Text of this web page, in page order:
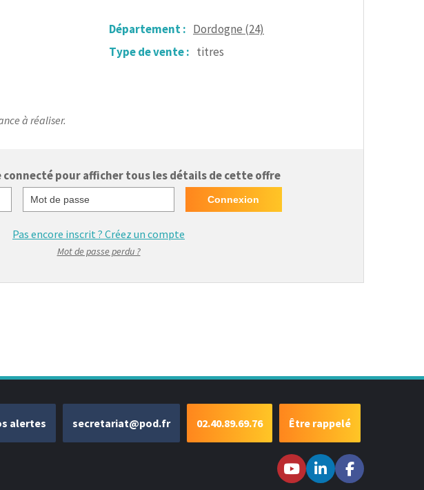
Département : Dordogne (24)
Type de vente : titres
à réaliser.
connecté pour afficher tous les détails de cette offre
Mot de passe
Pas encore inscrit ? Créez un compte
Mot de passe perdu ?
Être rappelé
02.40.89.69.76
secretariat@pod.fr
alertes